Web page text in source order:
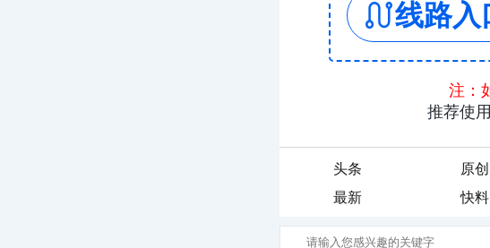
头条 原创
最新
快料